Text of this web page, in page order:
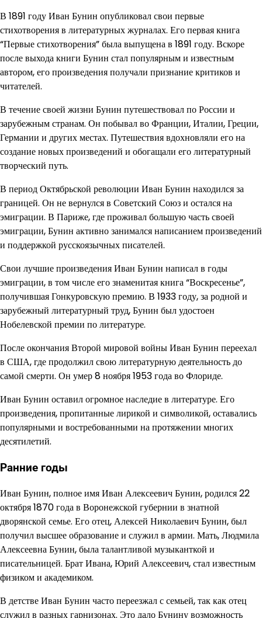
В 1891 году Иван Бунин опубликовал свои первые
стихотворения в литературных журналах. Его первая книга
“Первые стихотворения” была выпущена в 1891 году. Вскоре
после выхода книги Бунин стал популярным и известным
автором, его произведения получали признание критиков и
читателей.
В течение своей жизни Бунин путешествовал по России и
зарубежным странам. Он побывал во Франции, Италии, Греции,
Германии и других местах. Путешествия вдохновляли его на
создание новых произведений и обогащали его литературный
творческий путь.
В период Октябрьской революции Иван Бунин находился за
границей. Он не вернулся в Советский Союз и остался на
эмиграции. В Париже, где проживал большую часть своей
эмиграции, Бунин активно занимался написанием произведений
и поддержкой русскоязычных писателей.
Свои лучшие произведения Иван Бунин написал в годы
эмиграции, в том числе его знаменитая книга “Воскресенье”,
получившая Гонкуровскую премию. В 1933 году, за родной и
зарубежный литературный труд, Бунин был удостоен
Нобелевской премии по литературе.
После окончания Второй мировой войны Иван Бунин переехал
в США, где продолжил свою литературную деятельность до
самой смерти. Он умер 8 ноября 1953 года во Флориде.
Иван Бунин оставил огромное наследие в литературе. Его
произведения, пропитанные лирикой и символикой, оставались
популярными и востребованными на протяжении многих
десятилетий.
Ранние годы
Иван Бунин, полное имя Иван Алексеевич Бунин, родился 22
октября 1870 года в Воронежской губернии в знатной
дворянской семье. Его отец, Алексей Николаевич Бунин, был
получил высшее образование и служил в армии. Мать, Людмила
Алексеевна Бунин, была талантливой музыканткой и
писательницей. Брат Ивана, Юрий Алексеевич, стал известным
физиком и академиком.
В детстве Иван Бунин часто переезжал с семьей, так как отец
служил в разных гарнизонах. Это дало Бунину возможность